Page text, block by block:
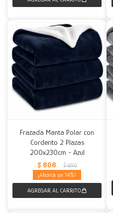
Frazada Manta Polar con
Corderito 2 Plazas
200x230cm - Azul
$ 808 $ 950
14